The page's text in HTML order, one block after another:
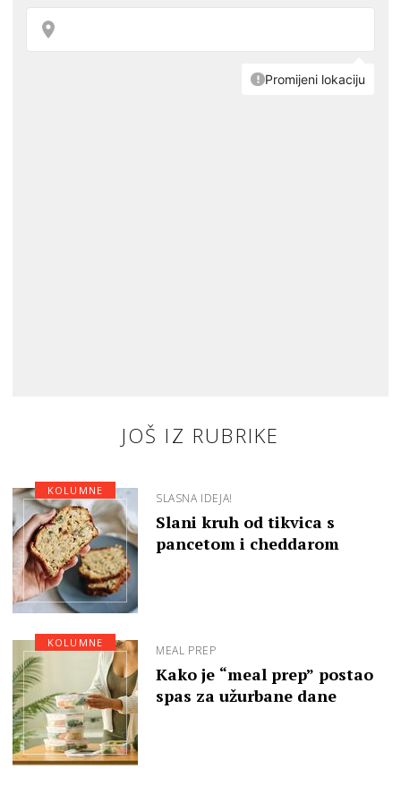
JOŠ IZ RUBRIKE
SLASNA IDEJA!
Slani kruh od tikvica s
pancetom i cheddarom
KOLUMNE
MEAL PREP
Kako je “meal prep” postao
spas za užurbane dane
KOLUMNE